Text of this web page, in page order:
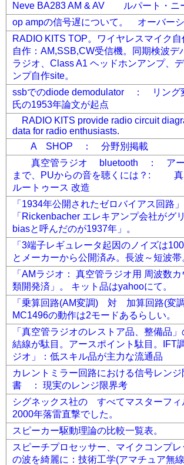
Neve BA283 AM & AV ルパート・ニ
op ampの信号遅について。 オーバー
RADIO KITS TOP。ワイヤレスマイク
自作：AM,SSB,CW受信機。同期検波デ
ラジオ、Class A1 ヘッドホンアンプ、
ンプ自作site。
ssbでのdiode demodulator ： リング
氏の1953年論文が起点
RADIO KITS provide radio circuit
data for radio enthusiasts.
A SHOP ： 分野別掲載
真空管ラジオ bluetooth ： アー
まで、PUからの音を聴くには？: 真
ルートゥース 改造
「1934年公開されたゼロバイアス回路」
「Rickenbacher エレキアンプ会社がグ
biasと呼んだのが1937年」。
「3端子レギュレータ起因のノイズは
とメーカーから公開済み。長波～短波帯
「AMラジオ： 真空管ラジオ用 周波数
類開発済」。 キット品はyahooにて。
「乗算回路(AM変調) 対 加算回路(変調
MC1496の動作は2モードあるらしい。
「真空管ラジオのレストア品、整備品
結線が駄目。アースポイント駄目。IFT
ジオ」：低スキル品が主力な流通品
カレントミラー回路における信号レン
書 ： 現実のレンジ限界考
シグネックス社の すべてマスターフィ
2000年落雷直撃でした。
スピーカー駆動理論の比較一覧表。
スピーチプロセッサー、マイクコンプ
の波を綺麗に：技術工学(アマチュア無